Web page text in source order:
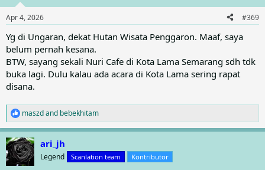
s
:
Apr 4, 2026 #369
Yg di Ungaran, dekat Hutan Wisata Penggaron. Maaf, saya
belum pernah kesana.
BTW, sayang sekali Nuri Cafe di Kota Lama Semarang sdh tdk
buka lagi. Dulu kalau ada acara di Kota Lama sering rapat
disana.
R
e
a
c
t
i
maszdand bebekhitam
ari_jh
Legend Scanlation team Kontributor